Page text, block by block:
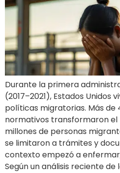
Durante la primera
(2017–2021), Estados Unidos
políticas migratorias. Más de
normativos transformaron el
millones de personas
se limitaron a trámites y
contexto empezó a
Según un análisis reciente de